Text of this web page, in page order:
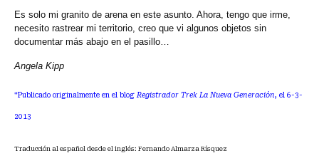
Es solo mi granito de arena en este asunto. Ahora, tengo que irme,
necesito rastrear mi territorio, creo que vi algunos objetos sin
documentar más abajo en el pasillo…
Angela Kipp
*Publicado originalmente en el blog Registrador Trek La Nueva Generación, el 6-3-
2013
Traducción al español desde el inglés: Fernando Almarza Rísquez